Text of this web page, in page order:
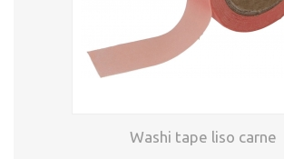
Washi tape liso carne